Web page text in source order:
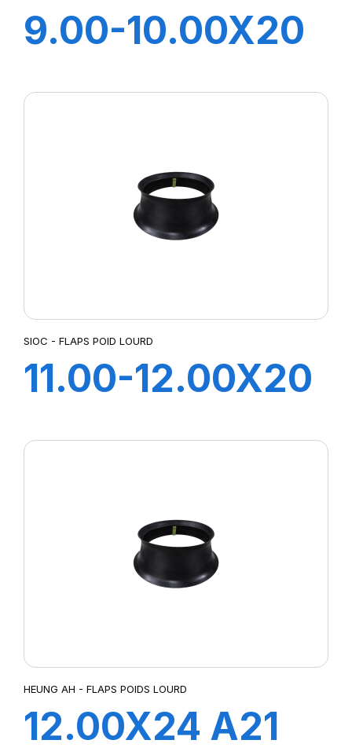
9.00-10.00X20
SIOC - FLAPS POID LOURD
11.00-12.00X20
HEUNG AH - FLAPS POIDS LOURD
12.00X24 A21